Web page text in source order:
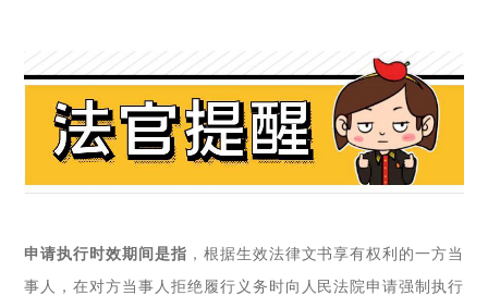
申请执行时效期间是指 ，根据生效法律文书享有权利的一方当
事人，在对方当事人拒绝履行义务时向人民法院申请强制执行